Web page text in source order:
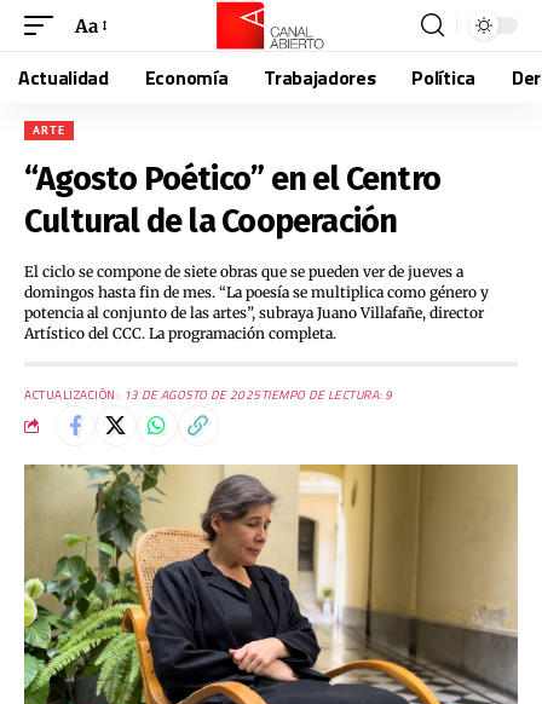
Aa
Actualidad Economía Trabajadores Política
ARTE
“Agosto Poético” en el Centro
Cultural de la Cooperación
El ciclo se compone de siete obras que se pueden ver de jueves a
domingos hasta fin de mes. “La poesía se multiplica como género y
potencia al conjunto de las artes”, subraya Juano Villafañe, director
Artístico del CCC. La programación completa.
ACTUALIZACIÓN: 13 DE AGOSTO DE 2025TIEMPO DE LECTURA: 9